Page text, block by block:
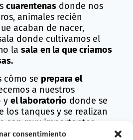
consentimiento
cuarentenas donde nos
animales recién
acaban de nacer,
donde cultivamos el
la sala en la que criamos
cómo se prepara el
a nuestros
y el laboratorio donde se
los tanques y se realizan
son muy importantes
nuestros ecosistemas.